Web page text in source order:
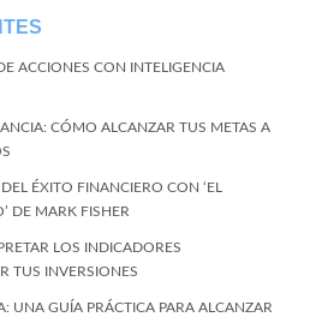
ACCIONES CON INTELIGENCIA
CÓMO ALCANZAR TUS METAS A
ÉXITO FINANCIERO CON ‘EL
DE MARK FISHER
LOS INDICADORES
TUS INVERSIONES
UNA GUÍA PRÁCTICA PARA ALCANZAR